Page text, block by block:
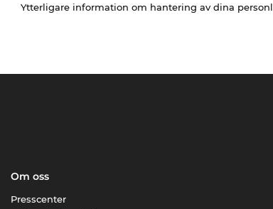
Ytterligare information om hantering av dina
Om oss
Presscenter